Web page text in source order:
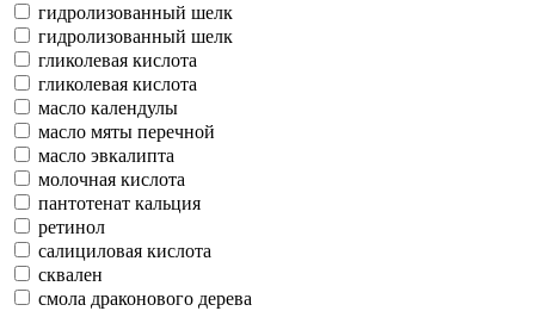
гидролизованный шелк
гидролизованный шелк
гликолевая кислота
гликолевая кислота
масло календулы
масло мяты перечной
масло эвкалипта
молочная кислота
пантотенат кальция
ретинол
салициловая кислота
сквален
смола драконового дерева